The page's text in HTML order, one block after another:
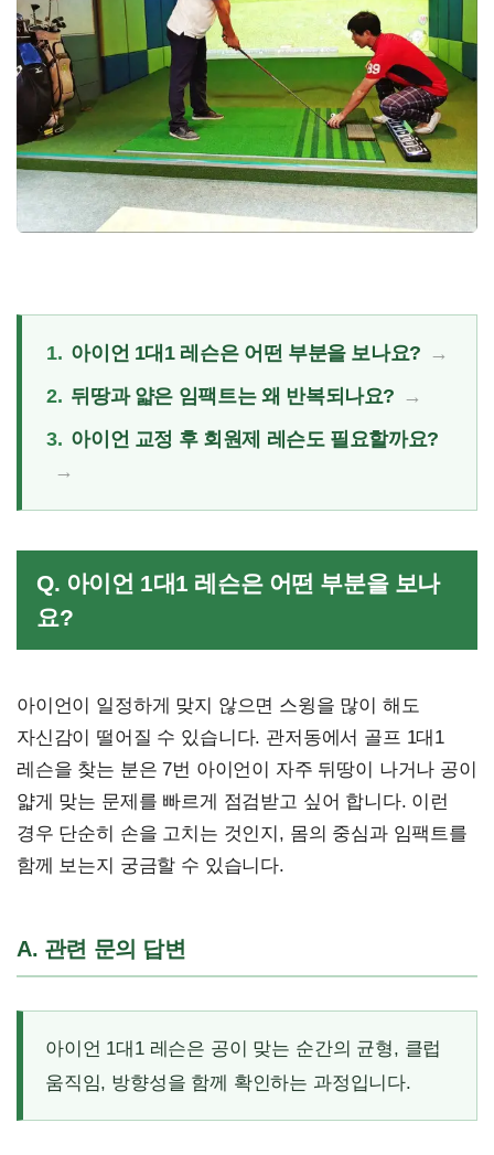
1. 아이언 1대1 레슨은 어떤 부분을 보나요?
2. 뒤땅과 얇은 임팩트는 왜 반복되나요?
3. 아이언 교정 후 회원제 레슨도 필요할까요?
Q. 아이언 1대1 레슨은 어떤 부분을 보나
요?
아이언이 일정하게 맞지 않으면 스윙을 많이 해도
자신감이 떨어질 수 있습니다. 관저동에서 골프 1대1
레슨을 찾는 분은 7번 아이언이 자주 뒤땅이 나거나 공이
얇게 맞는 문제를 빠르게 점검받고 싶어 합니다. 이런
경우 단순히 손을 고치는 것인지, 몸의 중심과 임팩트를
함께 보는지 궁금할 수 있습니다.
A. 관련 문의 답변
아이언 1대1 레슨은 공이 맞는 순간의 균형, 클럽
움직임, 방향성을 함께 확인하는 과정입니다.